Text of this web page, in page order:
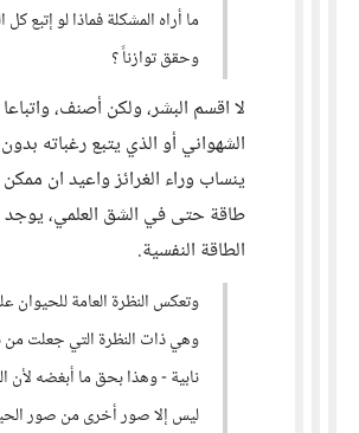
ما أراه المشكلة فماذا لو إتبع
وحقق توازناً ؟
لا اقسم البشر، ولكن أصنف،
الشهواني أو الذي يتبع رغباته
ينساب وراء الغرائز واعيد ان
طاقة حتى في الشق العلمي،
الطاقة النفسية.
وتعكس النظرة العامة
وهي ذات النظرة التي جعلت من
نابية - وهذا بحق ما أبغضه لأن
ليس إلا صور أخرى من صور